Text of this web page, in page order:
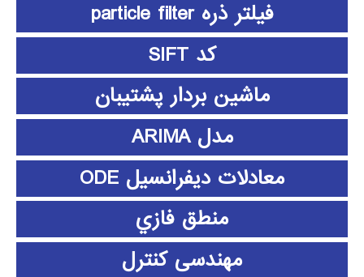
فیلتر ذره particle filter
کد SIFT
ماشین بردار پشتیبان
مدل ARIMA
معادلات دیفرانسیل ODE
منطق فازي
مهندسی کنترل